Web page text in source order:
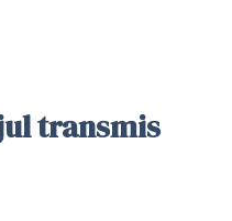
transmis